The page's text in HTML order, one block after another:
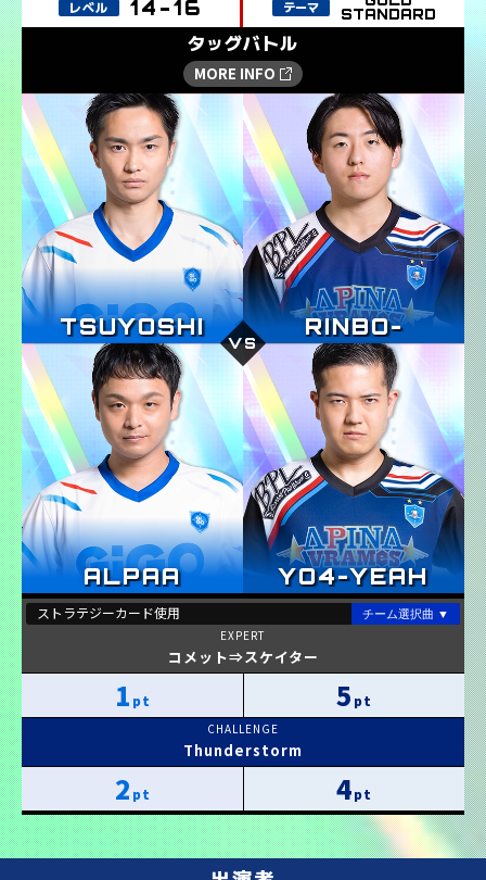
STANDARD
コメット⇒スケイター
1 5
Thunderstorm
2 4